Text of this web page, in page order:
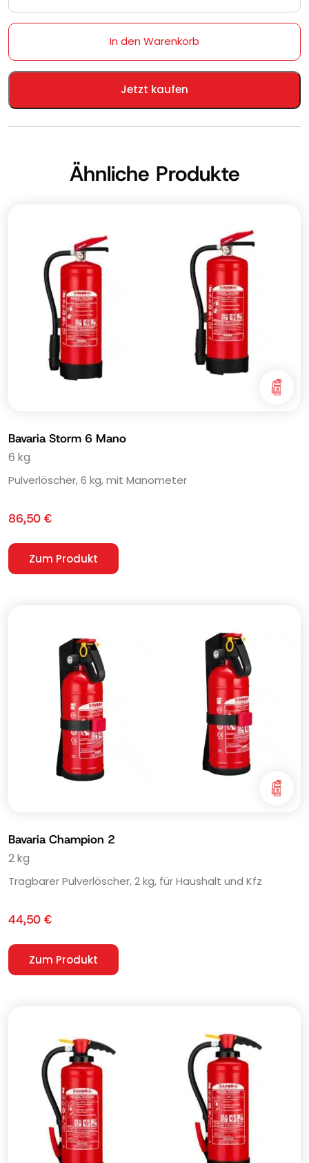
In den Warenkorb
Jetzt kaufen
Ähnliche Produkte
Bavaria Storm 6 Mano
6 kg
Pulverlöscher, 6 kg, mit Manometer
86,50€
Zum Produkt
Bavaria Champion 2
2 kg
Tragbarer Pulverlöscher, 2 kg, für Haushalt und Kfz
44,50€
Zum Produkt